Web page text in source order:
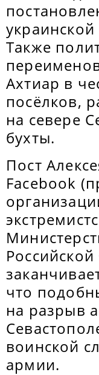
Также
Ахтиар в
посёлков,
на севере
бухты.
Пост
Facebook
что
на разрыв
воинской
армии.